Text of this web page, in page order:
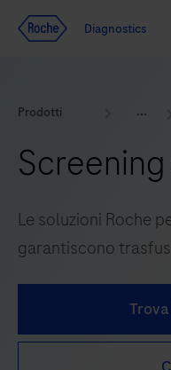
Diagnostics
Prodotti
Le soluzioni Roche
garantiscono